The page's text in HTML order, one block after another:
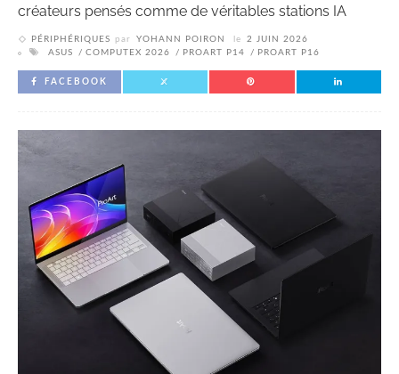
créateurs pensés comme de véritables stations IA
PÉRIPHÉRIQUES par YOHANN POIRON le
2 JUIN 2026
ASUS
COMPUTEX 2026 PROART P14 PROART P16
FACEBOOK